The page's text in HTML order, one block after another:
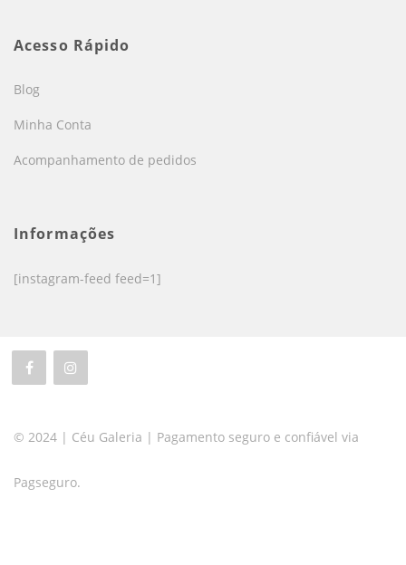
Acesso Rápido
Blog
Minha Conta
Acompanhamento de pedidos
Informações
[instagram-feed feed=1]
© 2024 | Céu Galeria | Pagamento seguro e confiável via
Pagseguro.